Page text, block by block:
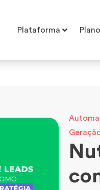
Plataforma